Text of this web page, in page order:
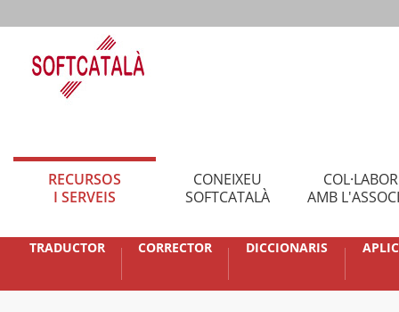
RECURSOS
I SERVEIS
CONEIXEU
SOFTCATALÀ
AMB
TRADUCTOR CORRECTOR DICCIONARIS